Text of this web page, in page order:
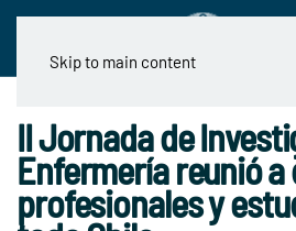
Skip to main content
II Jornada de
Enfermería reunió
profesionales y